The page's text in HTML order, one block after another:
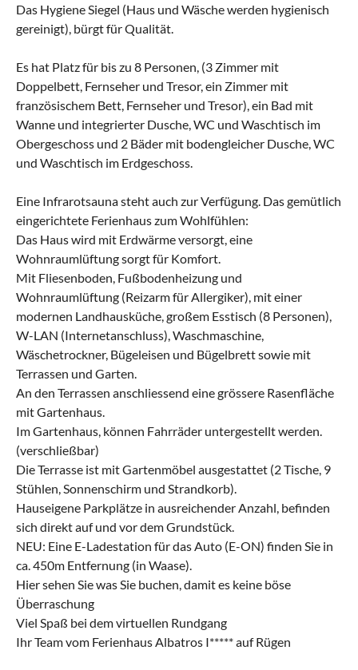
Das Hygiene Siegel (Haus und Wäsche werden hygienisch
gereinigt), bürgt für Qualität.
Es hat Platz für bis zu 8 Personen, (3 Zimmer mit
Doppelbett, Fernseher und Tresor, ein Zimmer mit
französischem Bett, Fernseher und Tresor), ein Bad mit
Wanne und integrierter Dusche, WC und Waschtisch im
Obergeschoss und 2 Bäder mit bodengleicher Dusche, WC
und Waschtisch im Erdgeschoss.
Eine Infrarotsauna steht auch zur Verfügung. Das gemütlich
eingerichtete Ferienhaus zum Wohlfühlen:
Das Haus wird mit Erdwärme versorgt, eine
Wohnraumlüftung sorgt für Komfort.
Mit Fliesenboden, Fußbodenheizung und
Wohnraumlüftung (Reizarm für Allergiker), mit einer
modernen Landhausküche, großem Esstisch (8 Personen),
W-LAN (Internetanschluss), Waschmaschine,
Wäschetrockner, Bügeleisen und Bügelbrett sowie mit
Terrassen und Garten.
An den Terrassen anschliessend eine grössere Rasenfläche
mit Gartenhaus.
Im Gartenhaus, können Fahrräder untergestellt werden.
(verschließbar)
Die Terrasse ist mit Gartenmöbel ausgestattet (2 Tische, 9
Stühlen, Sonnenschirm und Strandkorb).
Hauseigene Parkplätze in ausreichender Anzahl, befinden
sich direkt auf und vor dem Grundstück.
NEU: Eine E-Ladestation für das Auto (E-ON) finden Sie in
ca. 450m Entfernung (in Waase).
Hier sehen Sie was Sie buchen, damit es keine böse
Überraschung
Viel Spaß bei dem virtuellen Rundgang
Ihr Team vom Ferienhaus Albatros I***** auf Rügen